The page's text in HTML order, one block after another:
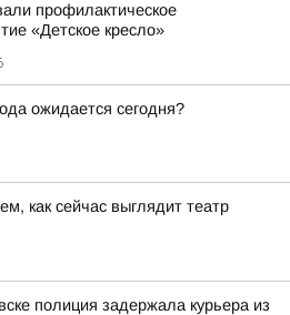
профилактическое
«Детское кресло»
ожидается сегодня?
как сейчас выглядит театр
полиция задержала курьера из